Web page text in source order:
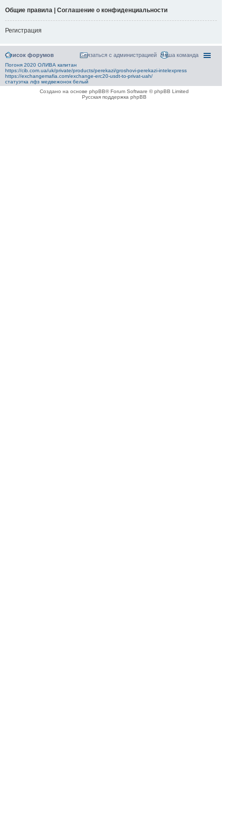
Общие правила | Соглашение о конфиденциальности
Регистрация
Список форумов Наша команда
Связаться с администрацией
Погоня 2020 ОЛИВА капитан
https://cib.com.ua/uk/private/products/perekazi/groshovi-perekazi-intelexpress
https://exchangemafia.com/exchange-erc20-usdt-to-privat-uah/
статуэтка лфз медвежонок белый
Создано на основе phpBB® Forum Software © phpBB Limited
Русская поддержка phpBB